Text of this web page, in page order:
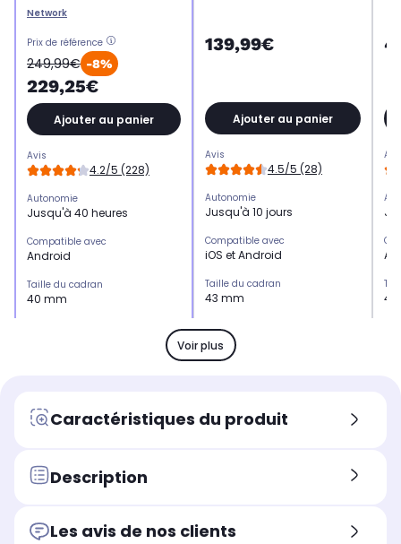
Network
Prix de référence
249,99€ -8%
229,25€
Ajouter au panier
Avis
4.2/5 (228)
Autonomie
Jusqu'à 40 heures
Compatible avec
Android
Taille du cadran
40 mm
Suivi et analyse du sommeil
Oui
139,99€
Ajouter au panier
Avis
4.5/5 (28)
Autonomie
Jusqu'à 10 jours
Compatible avec
iOS et Android
Taille du cadran
43 mm
Matière du bracelet
Fluoroélastomère
Suivi et analyse du sommeil
Oui
Voir plus
Caractéristiques du produit
Description
Les avis de nos clients